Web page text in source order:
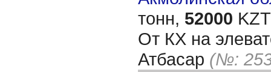
тонн, 52000
От КХ на
Атбасар (№: